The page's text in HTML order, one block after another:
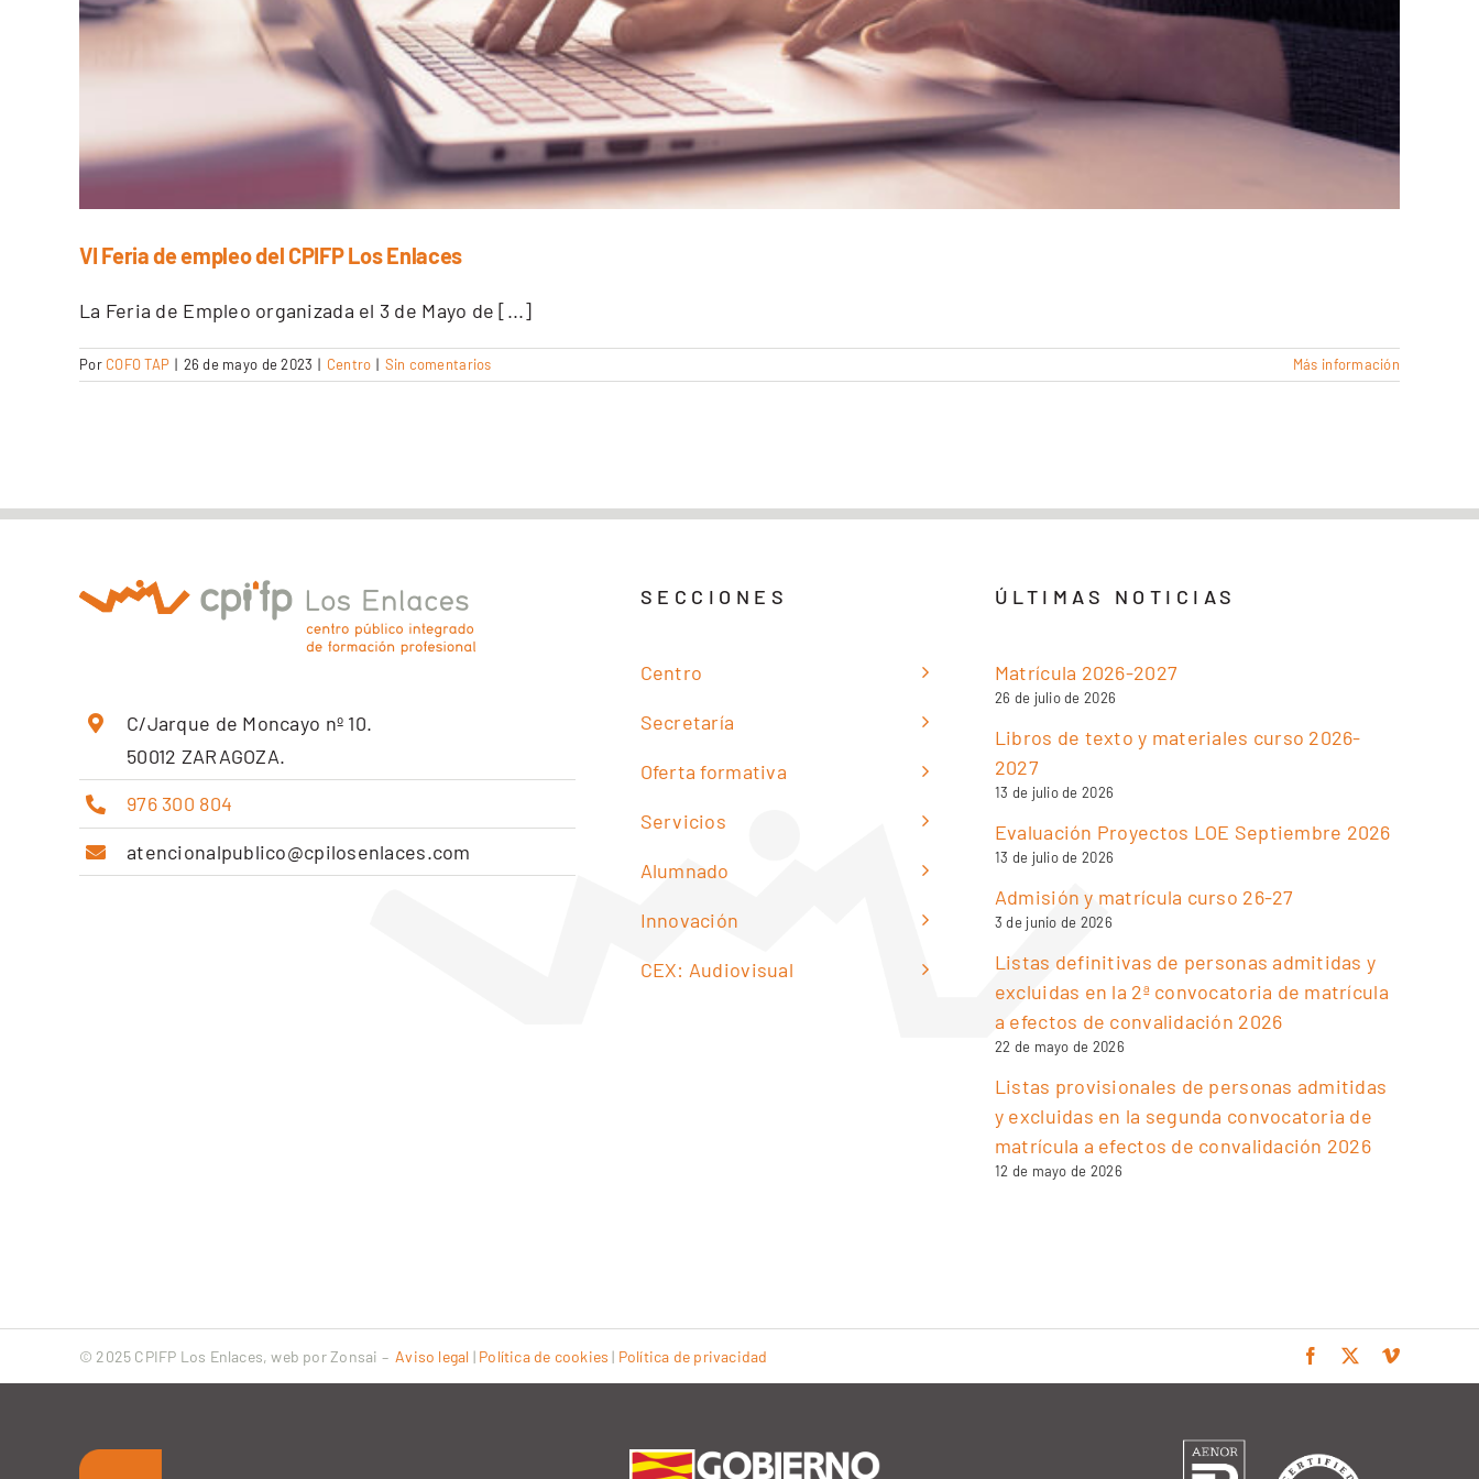
VI Feria de empleo del CPIFP Los Enlaces
La Feria de Empleo organizada el 3 de Mayo de [...]
Por COFO TAP | 26 de mayo de 2023 | Centro | Sin comentarios Más información
C/Jarque de Moncayo nº 10.
50012 ZARAGOZA.
976 300 804
atencionalpublico@cpilosenlaces.com
SECCIONES
Centro
Secretaría
Oferta formativa
Servicios
Alumnado
Innovación
CEX: Audiovisual
ÚLTIMAS NOTICIAS
Matrícula 2026-2027
26 de julio de 2026
Libros de texto y materiales curso 2026-
2027
13 de julio de 2026
Evaluación Proyectos LOE Septiembre 2026
13 de julio de 2026
Admisión y matrícula curso 26-27
3 de junio de 2026
Listas definitivas de personas admitidas y
excluidas en la 2ª convocatoria de matrícula
a efectos de convalidación 2026
22 de mayo de 2026
Listas provisionales de personas admitidas
y excluidas en la segunda convocatoria de
matrícula a efectos de convalidación 2026
12 de mayo de 2026
© 2025 CPIFP Los Enlaces, web porZonsai – Aviso legal | Política de cookies | Política de privacidad